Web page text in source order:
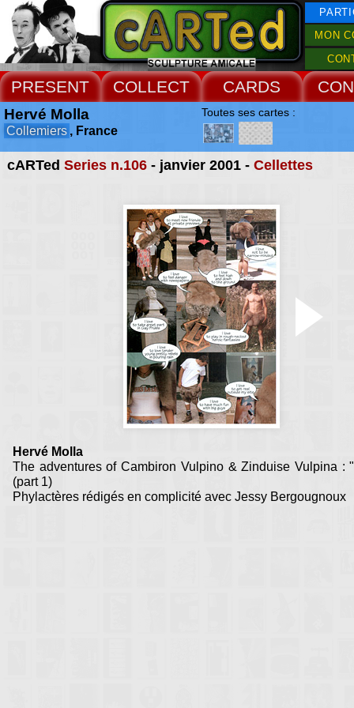
MON
PRESENT COLLECT CARDS
cARTed Series n.106- janvier 2001 - Cellettes
Hervé Molla
The adventures of Cambiron Vulpino & Zinduise Vulpina :
(part 1)
Phylactères rédigés en complicité avec Jessy Bergougnoux
Hervé Molla
Collemiers , France
Toutes ses cartes :